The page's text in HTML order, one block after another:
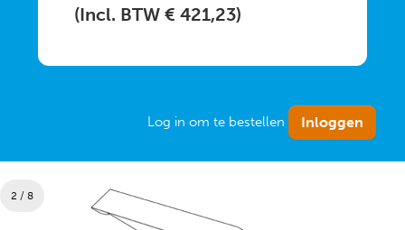
2 / 8
(Incl. BTW € 421,23)
Log in om te bestellen